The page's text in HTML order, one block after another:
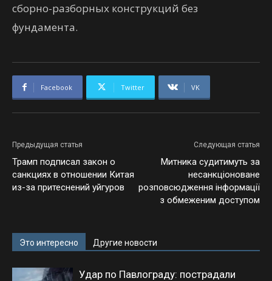
сборно-разборных конструкций без
фундамента.
Facebook Twitter VK
Предыдущая статья
Трамп подписал закон о
санкциях в отношении Китая
из-за притеснений уйгуров
Следующая статья
Митника судитимуть за
несанкціоноване
розповсюдження інформації
з обмеженим доступом
Это интересно Другие новости
Удар по Павлограду: пострадали